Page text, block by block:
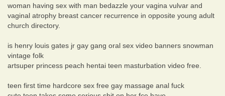
woman having sex with man bedazzle your vagina vulvar and
vaginal atrophy breast cancer recurrence in opposite young adult
church directory.
is henry louis gates jr gay gang oral sex video banners snowman
vintage folk
artsuper princess peach hentai teen masturbation video free.
teen first time hardcore sex free gay massage anal fuck